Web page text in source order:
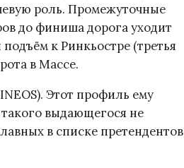
роль. Промежуточные
до финиша дорога уходит
к Ринкьостре (третья
в Массе.
Этот профиль ему
выдающегося не
в списке претендентов